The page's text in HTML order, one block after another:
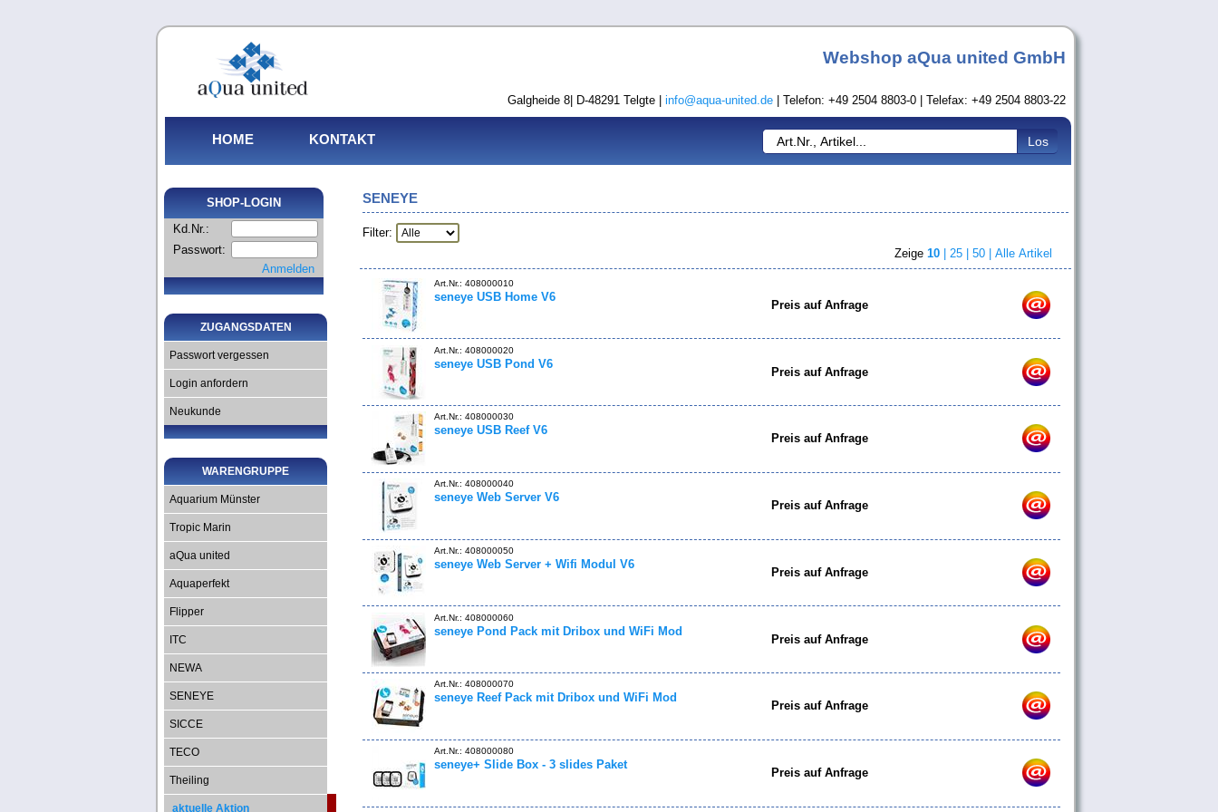
Webshop aQua united GmbH
Galgheide 8| D-48291 Telgte | info@aqua-united.de | Telefon: +49 2504 8803-0 | Telefax: +49 2504 8803-22
HOME KONTAKT
SHOP-LOGIN
Kd.Nr.:
Passwort:
Anmelden
ZUGANGSDATEN
Passwort vergessen
Login anfordern
Neukunde
WARENGRUPPE
Aquarium Münster
Tropic Marin
aQua united
Aquaperfekt
Flipper
ITC
NEWA
SENEYE
SICCE
TECO
Theiling
aktuelle Aktion
SENEYE
Filter:
Zeige 10 25 | 50 | Alle Artikel
Art.Nr.: 408000010
seneye USB Home V6
Preis auf Anfrage
Art.Nr.: 408000020
seneye USB Pond V6
Preis auf Anfrage
Art.Nr.: 408000030
seneye USB Reef V6
Preis auf Anfrage
Art.Nr.: 408000040
seneye Web Server V6
Preis auf Anfrage
Art.Nr.: 408000050
seneye Web Server + Wifi Modul V6
Preis auf Anfrage
Art.Nr.: 408000060
seneye Pond Pack mit Dribox und WiFi Mod
Preis auf Anfrage
Art.Nr.: 408000070
seneye Reef Pack mit Dribox und WiFi Mod
Preis auf Anfrage
Art.Nr.: 408000080
seneye+ Slide Box - 3 slides Paket
Preis auf Anfrage